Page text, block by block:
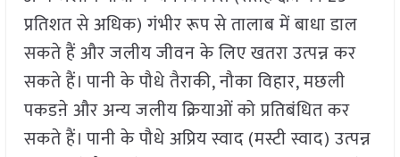
प्रतिशत से अधिक) गंभीर रूप से तालाब में बाधा डाल
सकते हैं और जलीय जीवन के लिए खतरा उत्पन्न कर
सकते हैं। पानी के पौधे तैराकी, नौका विहार, मछली
पकडऩे और अन्य जलीय क्रियाओं को प्रतिबंधित कर
सकते हैं। पानी के पौधे अप्रिय स्वाद (मस्टी स्वाद) उत्पन्न